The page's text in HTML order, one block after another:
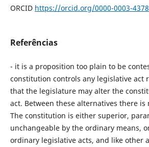
ORCID https://orcid.org/0000-0003-
Referências
- it is a proposition too plain to be
constitution controls any legislative act
that the legislature may alter the
act. Between these alternatives there
The constitution is either superior,
unchangeable by the ordinary means,
ordinary legislative acts, and like other